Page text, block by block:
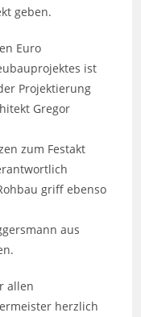
geben.
Euro
ist
Projektierung
Gregor
zum Festakt
griff ebenso
aus
allen
herzlich